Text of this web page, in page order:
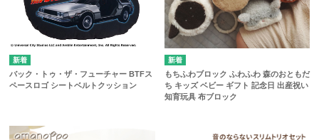
バック・トゥ・ザ・フューチャー BTFス
ペースロゴ シートベルトクッション
もちふわブロック ふわふわ 森のおともだ
ち キッズ ベビー ギフト 記念日 出産祝い
知育玩具 布ブロック